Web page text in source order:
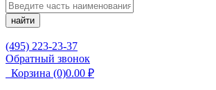
найти
(495) 223-23-37
Обратный звонок
Корзина (0)0.00 ₽